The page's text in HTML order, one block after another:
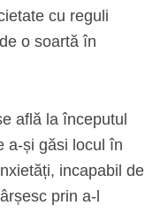
cu reguli
o soartă în
află la începutul
a-și găsi locul în
incapabil de
prin a-l